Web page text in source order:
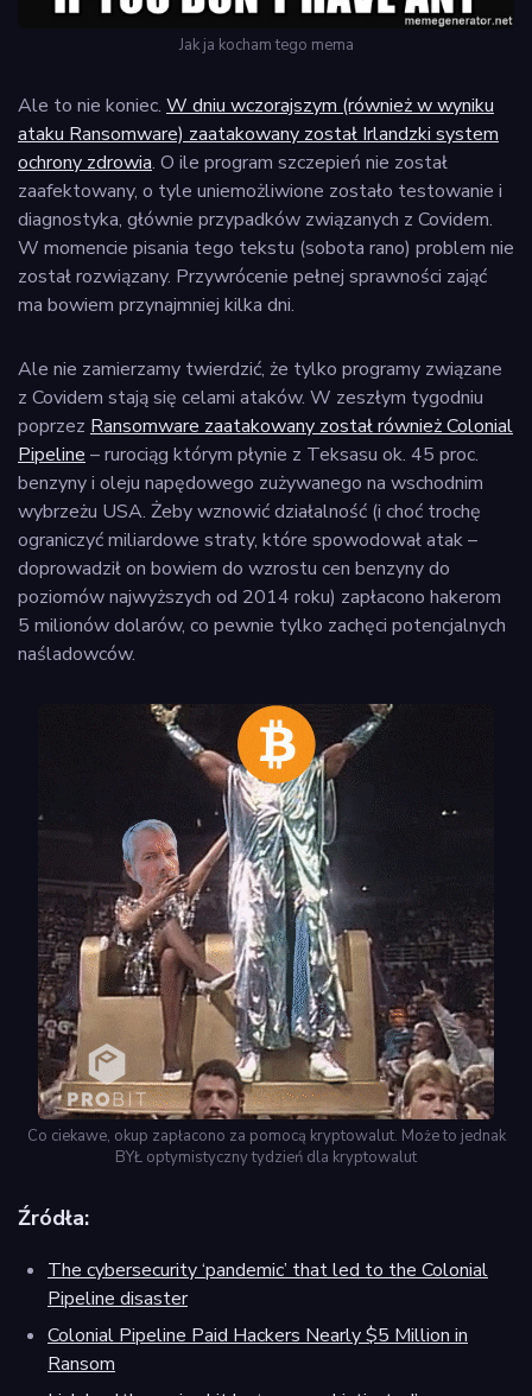
Jak ja kocham tego mema
Ale to nie koniec. W dniu wczorajszym (również w wyniku
ataku Ransomware) zaatakowany został Irlandzki system
ochrony zdrowia. O ile program szczepień nie został
zaafektowany, o tyle uniemożliwione zostało testowanie i
diagnostyka, głównie przypadków związanych z Covidem.
W momencie pisania tego tekstu (sobota rano) problem nie
został rozwiązany. Przywrócenie pełnej sprawności zająć
ma bowiem przynajmniej kilka dni.
Ale nie zamierzamy twierdzić, że tylko programy związane
z Covidem stają się celami ataków. W zeszłym tygodniu
poprzez Ransomware zaatakowany został również Colonial
Pipeline – rurociąg którym płynie z Teksasu ok. 45 proc.
benzyny i oleju napędowego zużywanego na wschodnim
wybrzeżu USA. Żeby wznowić działalność (i choć trochę
ograniczyć miliardowe straty, które spowodował atak –
doprowadził on bowiem do wzrostu cen benzyny do
poziomów najwyższych od 2014 roku) zapłacono hakerom
5 milionów dolarów, co pewnie tylko zachęci potencjalnych
naśladowców.
Co ciekawe, okup zapłacono za pomocą kryptowalut. Może to jednak
BYŁ optymistyczny tydzień dla kryptowalut
Źródła:
The cybersecurity ‘pandemic’ that led to the Colonial
Pipeline disaster
Colonial Pipeline Paid Hackers Nearly $5 Million in
Ransom